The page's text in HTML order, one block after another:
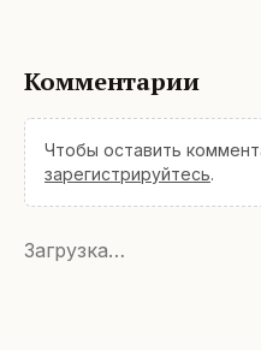
Комментарии
Чтобы оставить
зарегистрируйтесь.
Загрузка…